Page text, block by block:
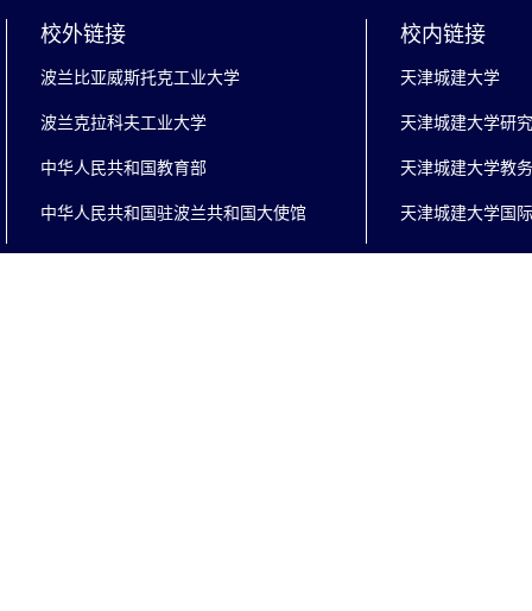
校外链接
波兰比亚威斯托克工业大学
波兰克拉科夫工业大学
中华人民共和国教育部
中华人民共和国驻波兰共和国大使馆
校内链接
天津城建大学
天津城建大学研
天津城建大学教
天津城建大学国